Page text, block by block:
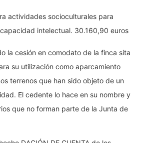
actividades socioculturales para
intelectual. 30.160,90 euros
la cesión en comodato de la finca sita
su utilización como aparcamiento
terrenos que han sido objeto de un
El cedente lo hace en su nombre y
que no forman parte de la Junta de